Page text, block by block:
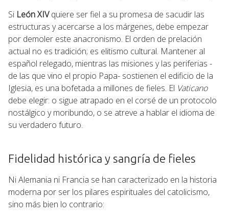
Si León XIVquiere ser fiel a su promesa de sacudir las
estructuras y acercarse a los márgenes, debe empezar
por demoler este anacronismo. El orden de prelación
actual no es tradición; es elitismo cultural. Mantener al
español relegado, mientras las misiones y las periferias -
de las que vino el propio Papa- sostienen el edificio de la
Iglesia, es una bofetada a millones de fieles. El Vaticano
debe elegir: o sigue atrapado en el corsé de un protocolo
nostálgico y moribundo, o se atreve a hablar el idioma de
su verdadero futuro.
Fidelidad histórica y sangría de fieles
Ni Alemania ni Francia se han caracterizado en la historia
moderna por ser los pilares espirituales del catolicismo,
sino más bien lo contrario: